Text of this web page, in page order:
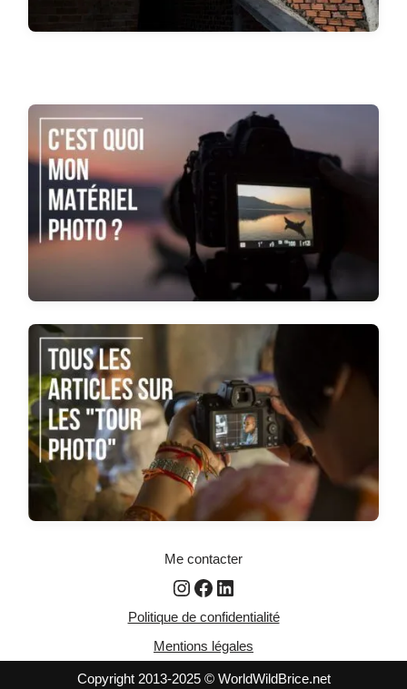
Me contacter
Politique de confidentialité
Mentions légales
Copyright 2013-2025 © WorldWildBrice.net